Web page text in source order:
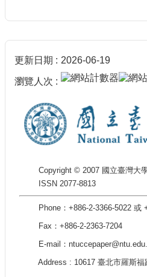
更新日期 2026-06-19
瀏覽人次
Copyright © 2007 國立臺灣大學
ISSN 2077-8813
Phone：+886-2-3366-5022 或
Fax：+886-2-2363-7204
E-mail：
Address : 10617 臺北市羅斯福